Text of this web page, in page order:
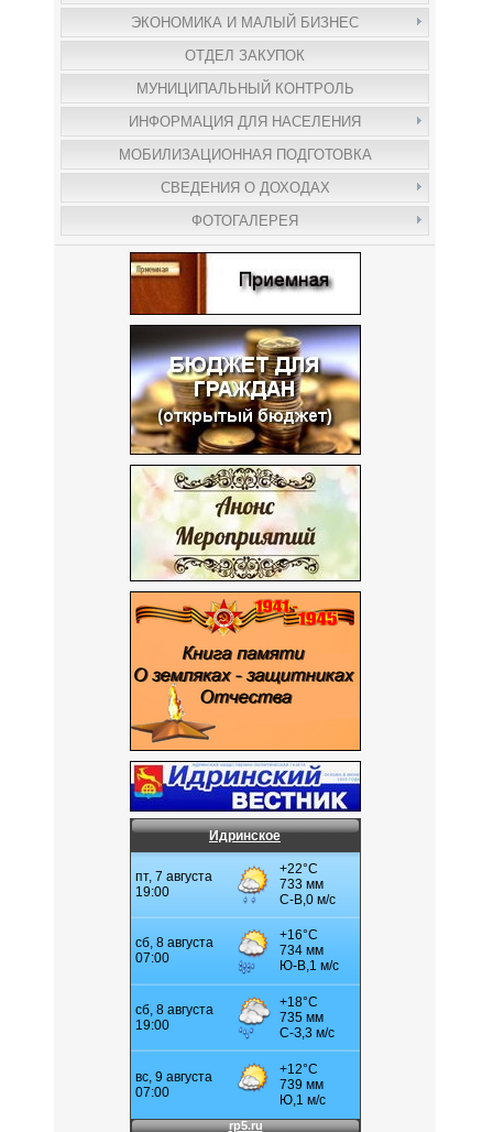
ЭКОНОМИКА И МАЛЫЙ БИЗНЕС
ОТДЕЛ ЗАКУПОК
МУНИЦИПАЛЬНЫЙ КОНТРОЛЬ
ИНФОРМАЦИЯ ДЛЯ НАСЕЛЕНИЯ
МОБИЛИЗАЦИОННАЯ ПОДГОТОВКА
СВЕДЕНИЯ О ДОХОДАХ
ФОТОГАЛЕРЕЯ
Идринское